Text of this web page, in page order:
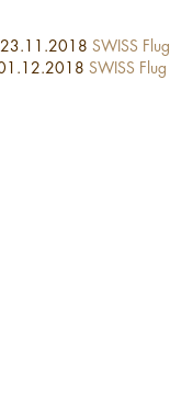
SWISS
SWISS